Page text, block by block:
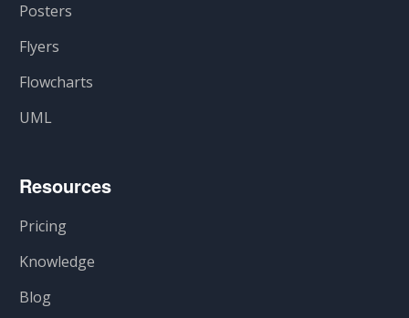
Posters
Flyers
Flowcharts
UML
Resources
Pricing
Knowledge
Blog